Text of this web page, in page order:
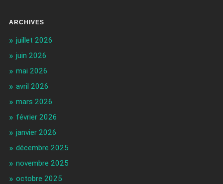
ARCHIVES
juillet 2026
juin 2026
mai 2026
avril 2026
mars 2026
février 2026
janvier 2026
décembre 2025
novembre 2025
octobre 2025